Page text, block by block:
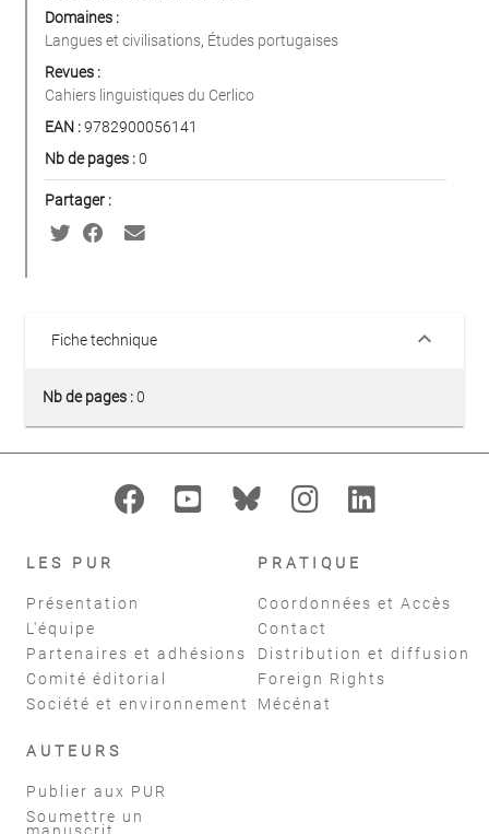
Domaines :
Langues et civilisations, Études portugaises
Revues :
Cahiers linguistiques du Cerlico
EAN :9782900056141
Nb de pages :0
Partager :
Fiche technique keyboard_arrow_down
Nb de pages :0
LES PUR
Présentation
L'équipe
Partenaires et adhésions
Comité éditorial
Société et environnement
PRATIQUE
Coordonnées et Accès
Contact
Distribution et diffusion
Foreign Rights
Mécénat
AUTEURS
Publier aux PUR
Soumettre un
manuscrit